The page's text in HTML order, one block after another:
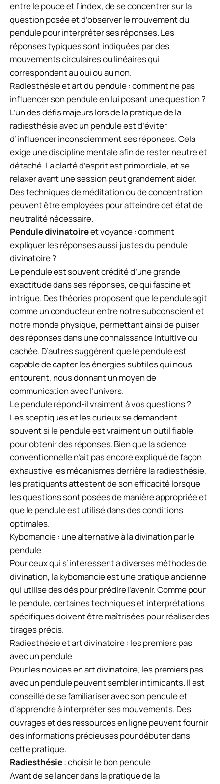
entre le pouce et l’index, de se concentrer sur la
question posée et d’observer le mouvement du
pendule pour interpréter ses réponses. Les
réponses typiques sont indiquées par des
mouvements circulaires ou linéaires qui
correspondent au oui ou au non.
Radiesthésie et art du pendule : comment ne pas
influencer son pendule en lui posant une question ?
L’un des défis majeurs lors de la pratique de la
radiesthésie avec un pendule est d’éviter
d’influencer inconsciemment ses réponses. Cela
exige une discipline mentale afin de rester neutre et
détaché. La clarté d’esprit est primordiale, et se
relaxer avant une session peut grandement aider.
Des techniques de méditation ou de concentration
peuvent être employées pour atteindre cet état de
neutralité nécessaire.
Pendule divinatoireet voyance : comment
expliquer les réponses aussi justes du pendule
divinatoire ?
Le pendule est souvent crédité d’une grande
exactitude dans ses réponses, ce qui fascine et
intrigue. Des théories proposent que le pendule agit
comme un conducteur entre notre subconscient et
notre monde physique, permettant ainsi de puiser
des réponses dans une connaissance intuitive ou
cachée. D’autres suggèrent que le pendule est
capable de capter les énergies subtiles qui nous
entourent, nous donnant un moyen de
communication avec l’univers.
Le pendule répond-il vraiment à vos questions ?
Les sceptiques et les curieux se demandent
souvent si le pendule est vraiment un outil fiable
pour obtenir des réponses. Bien que la science
conventionnelle n’ait pas encore expliqué de façon
exhaustive les mécanismes derrière la radiesthésie,
les pratiquants attestent de son efficacité lorsque
les questions sont posées de manière appropriée et
que le pendule est utilisé dans des conditions
optimales.
Kybomancie : une alternative à la divination par le
pendule
Pour ceux qui s’intéressent à diverses méthodes de
divination, la kybomancie est une pratique ancienne
qui utilise des dés pour prédire l’avenir. Comme pour
le pendule, certaines techniques et interprétations
spécifiques doivent être maîtrisées pour réaliser des
tirages précis.
Radiesthésie et art divinatoire : les premiers pas
avec un pendule
Pour les novices en art divinatoire, les premiers pas
avec un pendule peuvent sembler intimidants. Il est
conseillé de se familiariser avec son pendule et
d’apprendre à interpréter ses mouvements. Des
ouvrages et des ressources en ligne peuvent fournir
des informations précieuses pour débuter dans
cette pratique.
Radiesthésie: choisir le bon pendule
Avant de se lancer dans la pratique de la